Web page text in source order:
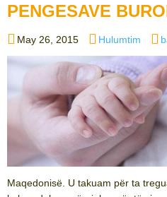
PENGESAVE
Posted
on
May 26, 2015 Categories
Hulumtim
Maqedonisë. U takuam për ta